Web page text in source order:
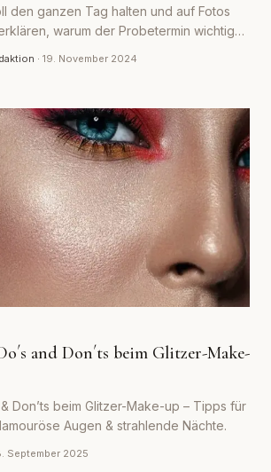
den ganzen Tag halten und auf Fotos
warum der Probetermin wichtig
· 19. November 2024
and Don´ts beim Glitzer-Make-
& Don’ts beim Glitzer-Make-up – Tipps für
Augen & strahlende Nächte.
September 2025